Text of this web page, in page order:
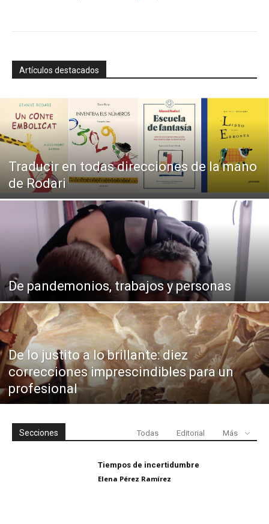
Artículos destacados
Traducir en todas direcciones de la mano
de Rodari
De pandemonios, trabajos y personas
De lo justito a lo brillante: diez
correcciones imprescindibles para un
profesional
Secciones Todas Editorial Más
Tiempos de incertidumbre
Elena Pérez Ramírez